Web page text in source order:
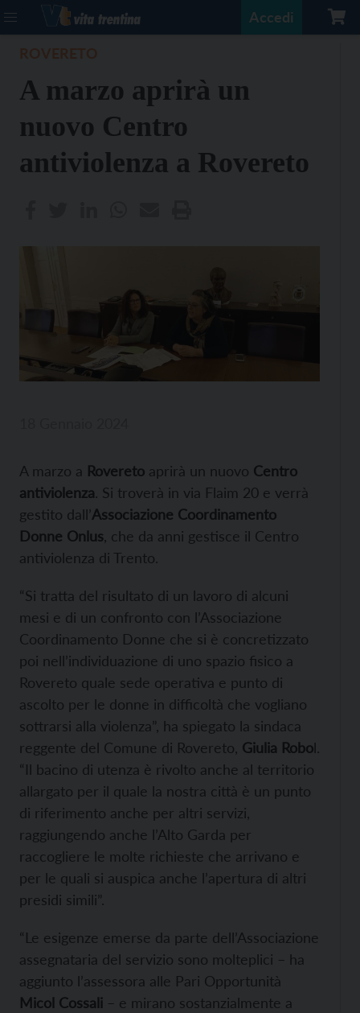
Accedi
A marzo aprirà un
nuovo Centro
antiviolenza a Rovereto
A marzo a Rovereto aprirà un nuovo Centro
antiviolenza. Si troverà in via Flaim 20 e verrà
gestito dall’Associazione Coordinamento
Donne Onlus , che da anni gestisce il Centro
antiviolenza di Trento.
“Si tratta del risultato di un lavoro di alcuni
mesi e di un confronto con l’Associazione
Coordinamento Donne che si è concretizzato
poi nell’individuazione di uno spazio fisico a
Rovereto quale sede operativa e punto di
ascolto per le donne in difficoltà che vogliano
sottrarsi alla violenza”, ha spiegato la sindaca
reggente del Comune di Rovereto, Giulia Robol.
“Il bacino di utenza è rivolto anche al territorio
allargato per il quale la nostra città è un punto
di riferimento anche per altri servizi,
raggiungendo anche l’Alto Garda per
raccogliere le molte richieste che arrivano e
per le quali si auspica anche l’apertura di altri
presidi simili”.
“Le esigenze emerse da parte dell’Associazione
assegnataria del servizio sono molteplici – ha
aggiunto l’assessora alle Pari Opportunità
Micol Cossali – e mirano sostanzialmente a